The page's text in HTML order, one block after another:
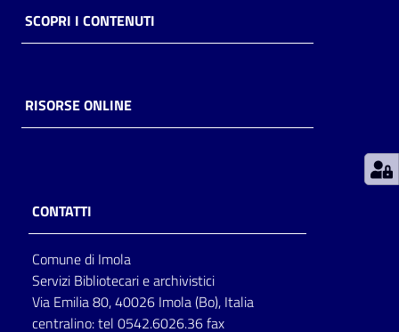
Piani
Decentrate
Seguici
SCOPRI I CONTENUTI
RISORSE ONLINE
CONTATTI
Comune di Imola
Servizi Bibliotecari e archivistici
Via Emilia 80, 40026 Imola (Bo), Italia
centralino: tel 0542.6026.36 fax